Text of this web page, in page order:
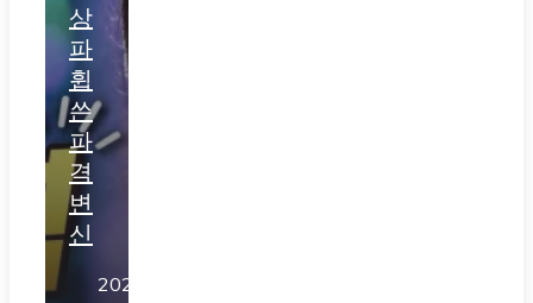
상
파
휩
쓴
파
격
변
신
2026